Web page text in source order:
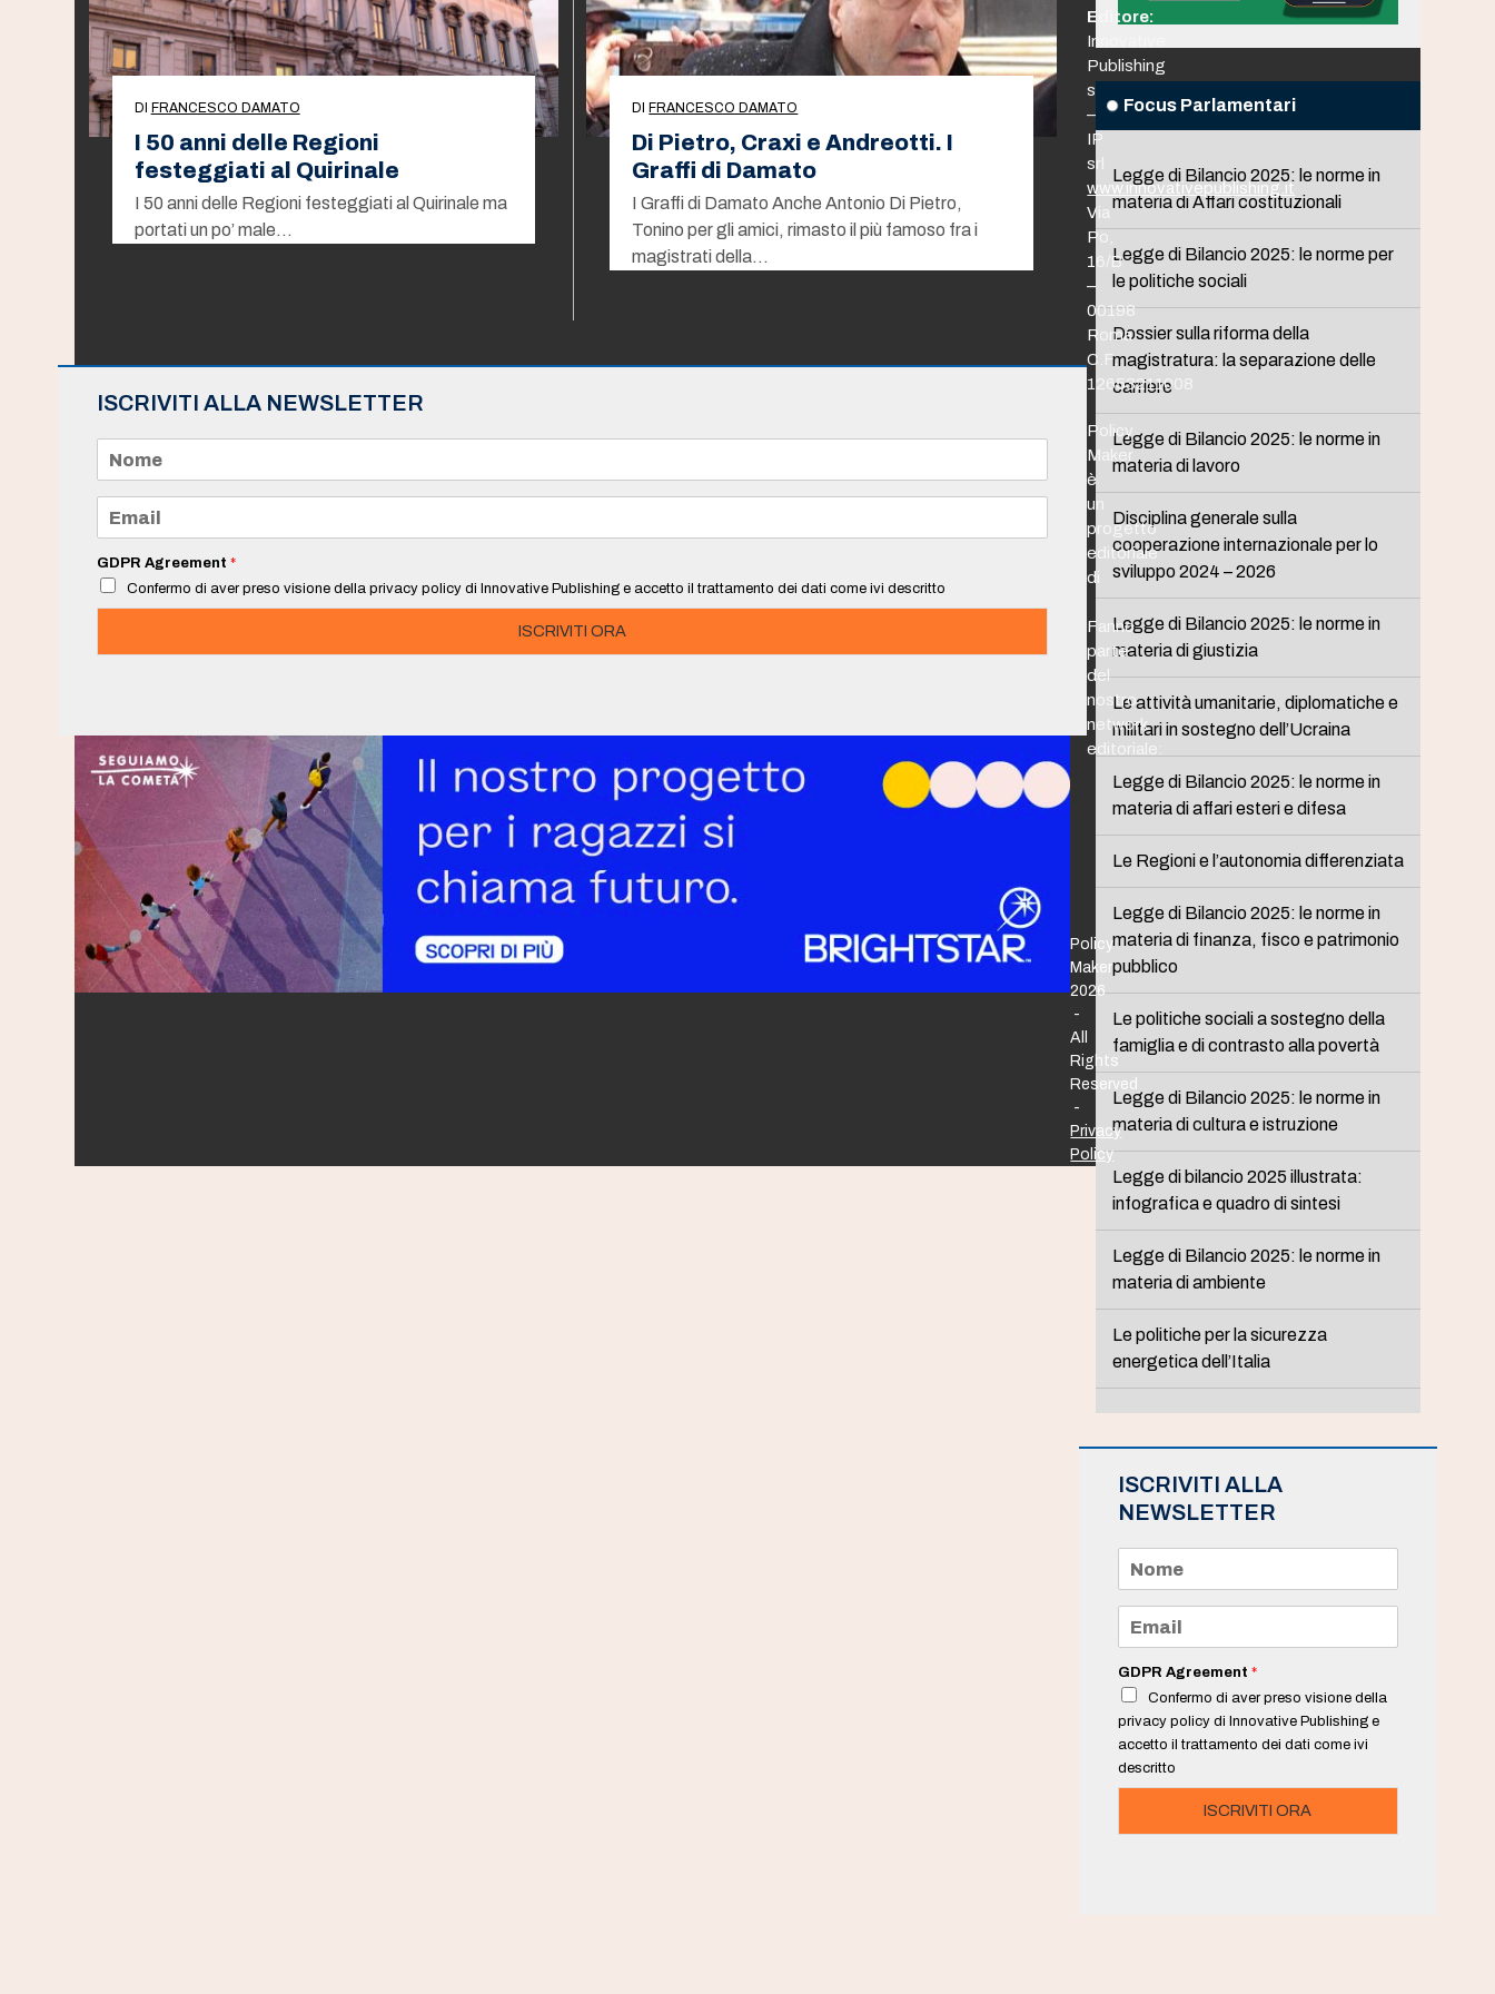
DI FRANCESCO DAMATO
I 50 anni delle Regioni
festeggiati al Quirinale
I 50 anni delle Regioni festeggiati al Quirinale ma
portati un po’ male…
DI FRANCESCO DAMATO
Di Pietro, Craxi e Andreotti. I
Graffi di Damato
I Graffi di Damato Anche Antonio Di Pietro,
Tonino per gli amici, rimasto il più famoso fra i
magistrati della…
ISCRIVITI ALLA NEWSLETTER
m
e
a
i
*
GDPR Agreement *
Confermo di aver preso visione della privacy policy di Innovative Publishing e accetto il trattamento dei dati come ivi descritto
ISCRIVITI ORA
Focus Parlamentari
Legge di Bilancio 2025: le norme in
materia di Affari costituzionali
Legge di Bilancio 2025: le norme per
le politiche sociali
Dossier sulla riforma della
magistratura: la separazione delle
carriere
Legge di Bilancio 2025: le norme in
materia di lavoro
Disciplina generale sulla
cooperazione internazionale per lo
sviluppo 2024 – 2026
Legge di Bilancio 2025: le norme in
materia di giustizia
Le attività umanitarie, diplomatiche e
militari in sostegno dell’Ucraina
Legge di Bilancio 2025: le norme in
materia di affari esteri e difesa
Le Regioni e l’autonomia differenziata
Legge di Bilancio 2025: le norme in
materia di finanza, fisco e patrimonio
pubblico
Le politiche sociali a sostegno della
famiglia e di contrasto alla povertà
Legge di Bilancio 2025: le norme in
materia di cultura e istruzione
Legge di bilancio 2025 illustrata:
infografica e quadro di sintesi
Legge di Bilancio 2025: le norme in
materia di ambiente
Le politiche per la sicurezza
energetica dell’Italia
ISCRIVITI ALLA
NEWSLETTER
m
e
a
i
*
GDPR Agreement *
Confermo di aver preso visione della
privacy policy di Innovative Publishing e
accetto il trattamento dei dati come ivi
descritto
ISCRIVITI ORA
Editore:
Innovative
Publishing
srl
–
IP
srl
www.innovativepublishing.it
Via
Po,
16/B
–
00198
Roma
C.F.
12653211008
Policy
Maker
è
un
progetto
editoriale
di
Fanno
parte
del
nostro
network
editoriale:
Policy
Maker
2026
-
All
Rights
Reserved
-
Privacy
Policy